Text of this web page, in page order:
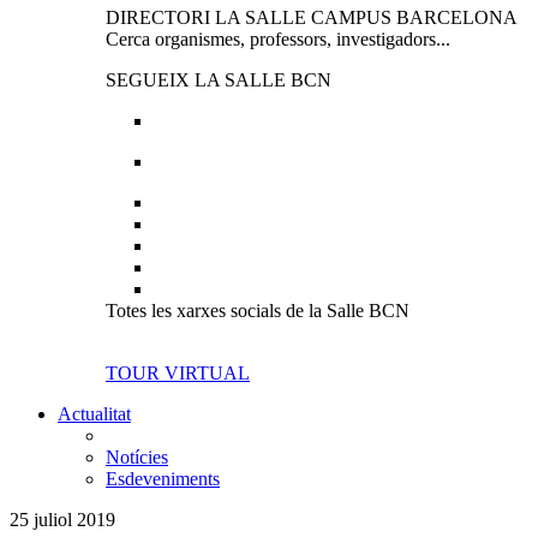
DIRECTORI LA SALLE CAMPUS BARCELONA
Cerca organismes, professors, investigadors...
SEGUEIX LA SALLE BCN
Totes les xarxes socials de la Salle BCN
TOUR VIRTUAL
Actualitat
Notícies
Esdeveniments
25 juliol 2019